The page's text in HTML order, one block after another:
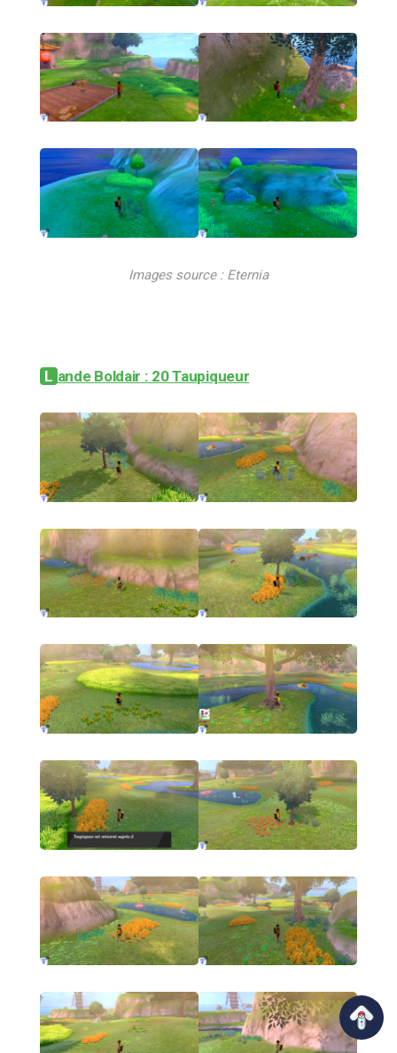
Images source : Eternia
Lande Boldair : 20 Taupiqueur